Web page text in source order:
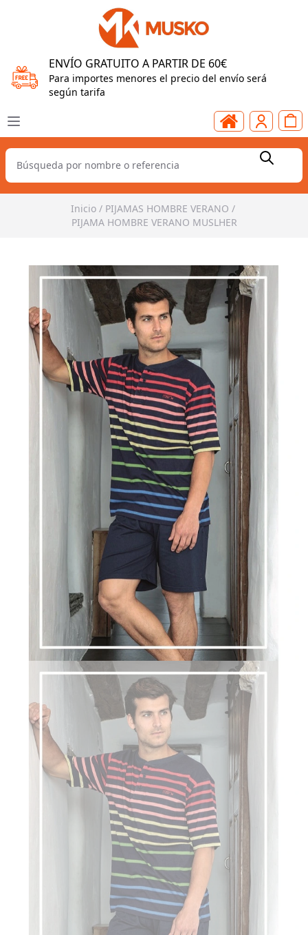
ENVÍO GRATUITO A PARTIR DE 60€
Para importes menores el precio del envío será
según tarifa
Inicio / PIJAMAS HOMBRE VERANO /
PIJAMA HOMBRE VERANO MUSLHER